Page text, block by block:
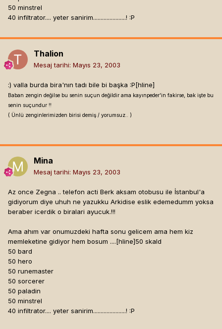
50 minstrel
40 infiltrator.... yeter sanirim......................! :P
Thalion
Mesaj tarihi: Mayıs 23, 2003
:) valla burda bira'nın tadı bile bi başka :P[hline]
Baban zengin değilse bu senin suçun değildir ama kayınpeder'in fakirse, bak işte bu
senin suçundur !!
( Ünlü zenginlerimizden birisi demiş / yorumsuz.. )
Mina
Mesaj tarihi: Mayıs 23, 2003
Az once Zegna .. telefon acti Berk aksam otobusu ile İstanbul'a
gidiyorum diye uhuh ne yazukku Arkidise eslik edemedumm yoksa
beraber icerdik o biralari ayucuk.!!!
Ama ahım var onumuzdeki hafta sonu gelicem ama hem kiz
memleketine gidiyor hem bosum ....[hline]50 skald
50 bard
50 hero
50 runemaster
50 sorcerer
50 paladin
50 minstrel
40 infiltrator.... yeter sanirim......................! :P